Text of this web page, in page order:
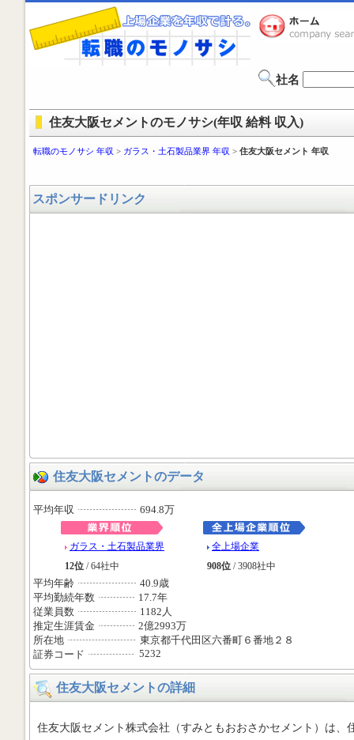
社名
住友大阪セメントのモノサシ(年収 給料 収入)
転職のモノサシ 年収 > ガラス・土石製品業界 年収 > 住友大阪セメント 年収
スポンサードリンク
住友大阪セメントのデータ
平均年収 694.8万
ガラス・土石製品業界
12位 / 64社中
全上場企業
908位 / 3908社中
平均年齢
40.9歳
平均勤続年数
17.7年
従業員数
1182人
推定生涯賃金
2億2993万
所在地
東京都千代田区六番町６番地２８
証券コード
5232
住友大阪セメントの詳細
住友大阪セメント株式会社（すみともおおさかセメント）は、